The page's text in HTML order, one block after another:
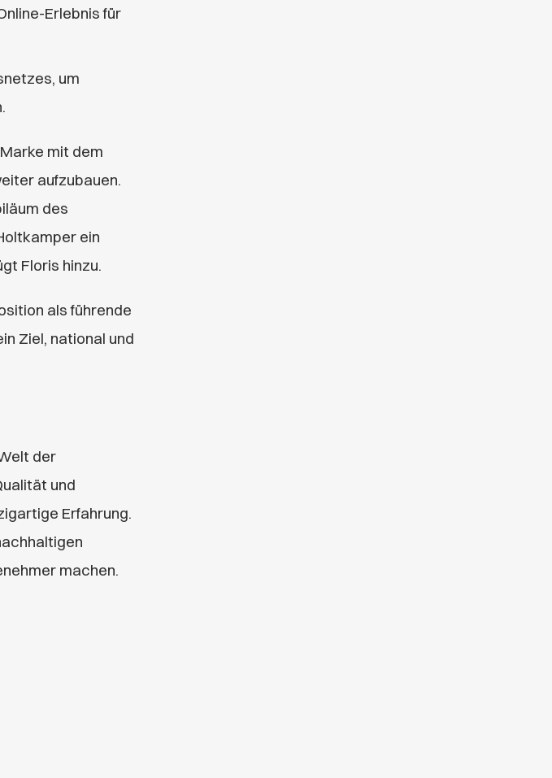
Erlebnis für
um
mit dem
aufzubauen.
des
ein
Floris hinzu.
als führende
Ziel, national und
der
und
Erfahrung.
machen.